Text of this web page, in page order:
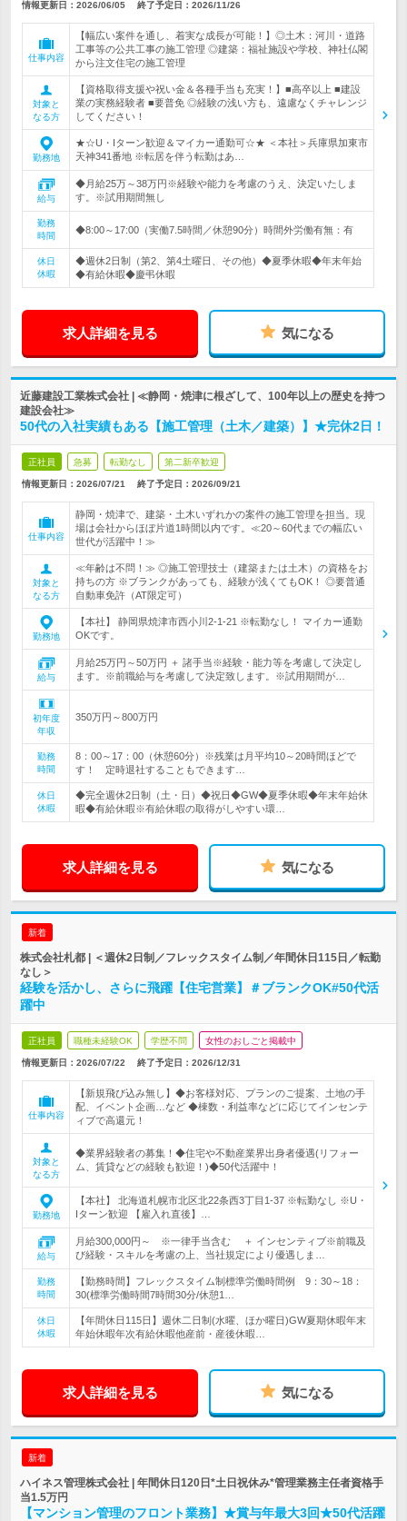
情報更新日：2026/06/05 終了予定日： 2026/11/26
仕事内容
【幅広い案件を通し、着実な成長が可能！】◎土木：河川・道路
工事等の公共工事の施工管理 ◎建築：福祉施設や学校、神社仏閣
から注文住宅の施工管理
対象と
なる方
【資格取得支援や祝い金＆各種手当も充実！】■高卒以上 ■建設
業の実務経験者 ■要普免 ◎経験の浅い方も、遠慮なくチャレンジ
してください！
勤務地
★☆U・Iターン歓迎＆マイカー通勤可☆★ ＜本社＞兵庫県加東市
天神341番地 ※転居を伴う転勤はあ…
給与
◆月給25万～38万円※経験や能力を考慮のうえ、決定いたしま
す。※試用期間無し
勤務
時間
◆8:00～17:00（実働7.5時間／休憩90分）時間外労働有無：有
休日
休暇
◆週休2日制（第2、第4土曜日、その他）◆夏季休暇◆年末年始
◆有給休暇◆慶弔休暇
求人詳細を見る 気になる
近藤建設工業株式会社 | ≪静岡・焼津に根ざして、100年以上の歴史を持つ
建設会社≫
50代の入社実績もある【施工管理（土木／建築）】★完休2日！
正社員 急募 転勤なし 第二新卒歓迎
情報更新日：2026/07/21 終了予定日： 2026/09/21
仕事内容
静岡・焼津で、建築・土木いずれかの案件の施工管理を担当。現
場は会社からほぼ片道1時間以内です。≪20～60代までの幅広い
世代が活躍中！≫
対象と
なる方
≪年齢は不問！≫ ◎施工管理技士（建築または土木）の資格をお
持ちの方 ※ブランクがあっても、経験が浅くてもOK！ ◎要普通
自動車免許（AT限定可）
勤務地
【本社】 静岡県焼津市西小川2-1-21 ※転勤なし！ マイカー通勤
OKです。
給与
月給25万円～50万円 ＋ 諸手当※経験・能力等を考慮して決定し
ます。※前職給与を考慮して決定致します。※試用期間が…
初年度
年収
350万円～800万円
勤務
時間
8：00～17：00（休憩60分）※残業は月平均10～20時間ほどで
す！ 定時退社することもできます…
休日
休暇
◆完全週休2日制（土・日）◆祝日◆GW◆夏季休暇◆年末年始休
暇◆有給休暇※有給休暇の取得がしやすい環…
求人詳細を見る 気になる
新着
株式会社札都 | ＜週休2日制／フレックスタイム制／年間休日115日／転勤
なし＞
経験を活かし、さらに飛躍【住宅営業】＃ブランクOK#50代活
躍中
正社員 職種未経験OK 学歴不問 女性のおしごと掲載中
情報更新日：2026/07/22 終了予定日： 2026/12/31
仕事内容
【新規飛び込み無し】◆お客様対応、プランのご提案、土地の手
配、イベント企画…など ◆棟数・利益率などに応じてインセンテ
ィブで高還元！
対象と
なる方
◆業界経験者の募集！◆住宅や不動産業界出身者優遇(リフォー
ム、賃貸などの経験も歓迎！)◆50代活躍中！
勤務地
【本社】 北海道札幌市北区北22条西3丁目1-37 ※転勤なし ※U・
Iターン歓迎 【雇入れ直後】…
給与
月給300,000円～ ※一律手当含む ＋ インセンティブ※前職及
び経験・スキルを考慮の上、当社規定により優遇しま…
勤務
時間
【勤務時間】フレックスタイム制標準労働時間例 9：30～18：
30(標準労働時間7時間30分/休憩1…
休日
休暇
【年間休日115日】週休二日制(水曜、ほか曜日)GW夏期休暇年末
年始休暇年次有給休暇他産前・産後休暇…
求人詳細を見る 気になる
新着
ハイネス管理株式会社 | 年間休日120日*土日祝休み*管理業務主任者資格手
当1.5万円
【マンション管理のフロント業務】★賞与年最大3回★50代活躍